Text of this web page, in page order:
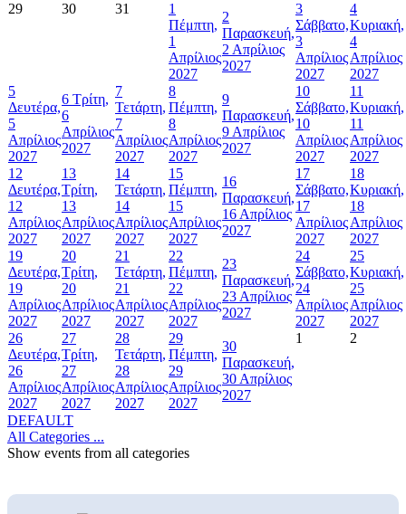
29
30 31
1
Πέμπτη,
1
Απρίλιος
2027
2
Παρασκευή,
2 Απρίλιος
2027
3
Σάββατο,
3
Απρίλιος
2027
4
Κυριακή,
4
Απρίλιος
2027
5
Δευτέρα,
5
Απρίλιος
2027
6 Τρίτη,
6
Απρίλιος
2027
7
Τετάρτη,
7
Απρίλιος
2027
8
Πέμπτη,
8
Απρίλιος
2027
9
Παρασκευή,
9 Απρίλιος
2027
10
Σάββατο,
10
Απρίλιος
2027
11
Κυριακή,
11
Απρίλιος
2027
12
Δευτέρα,
12
Απρίλιος
2027
13
Τρίτη,
13
Απρίλιος
2027
14
Τετάρτη,
14
Απρίλιος
2027
15
Πέμπτη,
15
Απρίλιος
2027
16
Παρασκευή,
16 Απρίλιος
2027
17
Σάββατο,
17
Απρίλιος
2027
18
Κυριακή,
18
Απρίλιος
2027
19
Δευτέρα,
19
Απρίλιος
2027
20
Τρίτη,
20
Απρίλιος
2027
21
Τετάρτη,
21
Απρίλιος
2027
22
Πέμπτη,
22
Απρίλιος
2027
23
Παρασκευή,
23 Απρίλιος
2027
24
Σάββατο,
24
Απρίλιος
2027
25
Κυριακή,
25
Απρίλιος
2027
26
Δευτέρα,
26
Απρίλιος
2027
27
Τρίτη,
27
Απρίλιος
2027
28
Τετάρτη,
28
Απρίλιος
2027
29
Πέμπτη,
29
Απρίλιος
2027
30
Παρασκευή,
30 Απρίλιος
2027
1 2
DEFAULT
All Categories ...
Show events from all categories